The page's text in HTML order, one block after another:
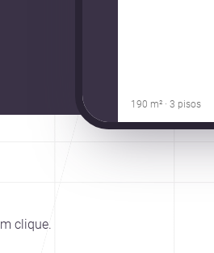
190 m² · 3 pisos
clique.